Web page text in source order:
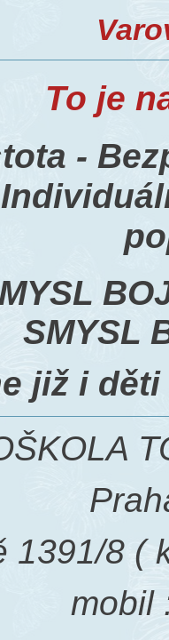
To je
-
SMYSL
již i
1391/8 (
mobil